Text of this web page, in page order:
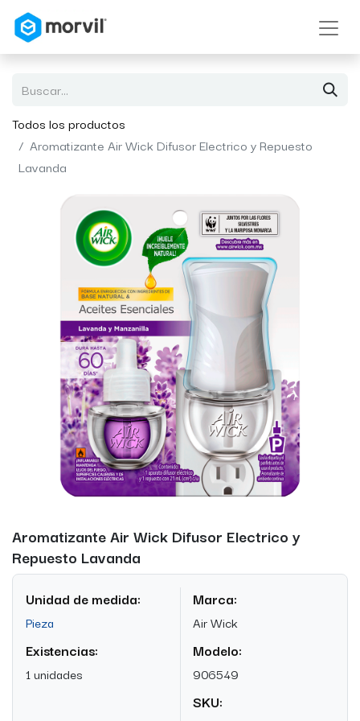
Todos los productos
Aromatizante Air Wick Difusor Electrico y Repuesto
Lavanda
Aromatizante Air Wick Difusor Electrico y
Repuesto Lavanda
Unidad de medida:
Pieza
Existencias:
1 unidades
Marca:
Air Wick
Modelo:
906549
SKU: